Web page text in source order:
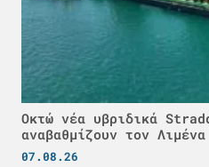
Οκτώ νέα υβριδικά
αναβαθμίζουν τον
07.08.26